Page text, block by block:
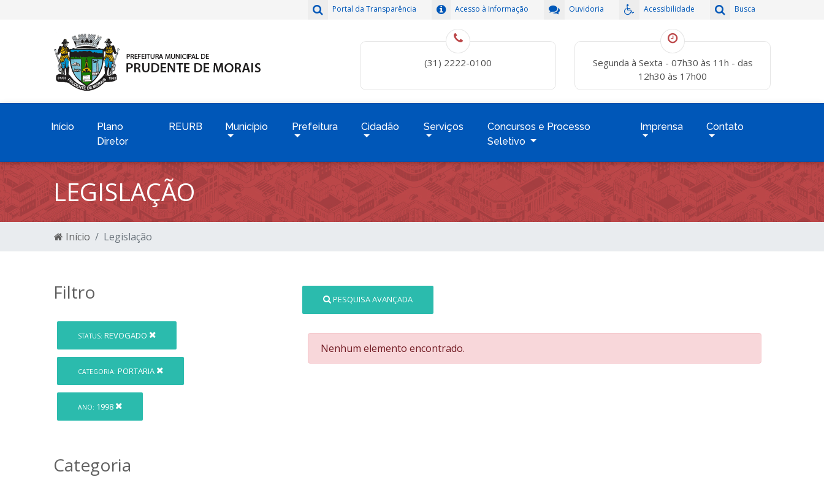
Busca
Acessibilidade
Ouvidoria
Acesso à Informação
Portal da Transparência
(31) 2222-0100
Segunda à Sexta - 07h30 às 11h - das
12h30 às 17h00
Início
Plano
Diretor
REURB Município Prefeitura Cidadão Serviços
Concursos e Processo
Seletivo
Imprensa Contato
LEGISLAÇÃO
Início Legislação
Filtro
STATUS: REVOGADO
CATEGORIA: PORTARIA
ANO: 1998
Categoria
PESQUISA AVANÇADA
Nenhum elemento encontrado.